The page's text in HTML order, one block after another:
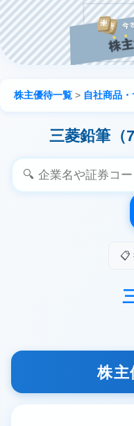
株主優待一覧 > 自社商品
三菱鉛筆（
📋
株主